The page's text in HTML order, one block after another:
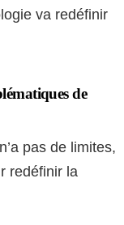
va redéfinir
de
pas de limites,
redéfinir la